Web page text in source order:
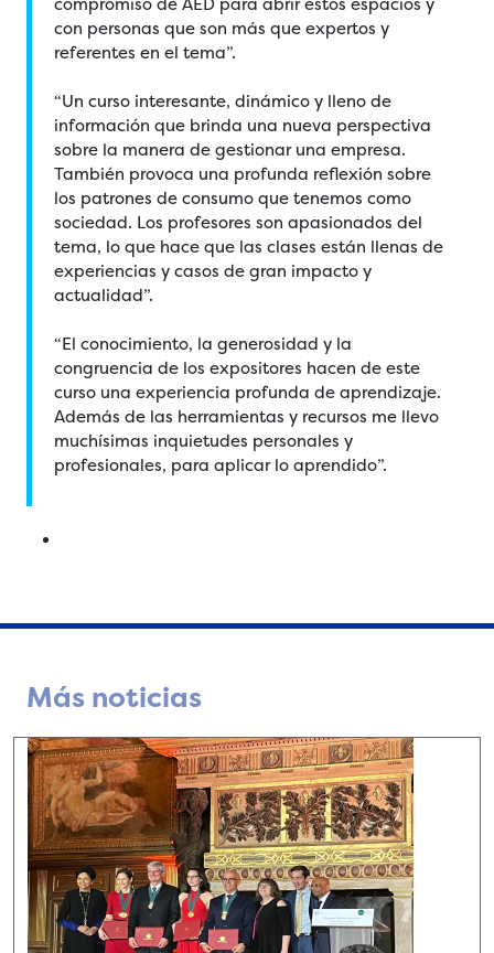
con personas que son más que expertos y
referentes en el tema”.
“Un curso interesante, dinámico y lleno de
información que brinda una nueva perspectiva
sobre la manera de gestionar una empresa.
También provoca una profunda reflexión sobre
los patrones de consumo que tenemos como
sociedad. Los profesores son apasionados del
tema, lo que hace que las clases están llenas de
experiencias y casos de gran impacto y
actualidad”.
“El conocimiento, la generosidad y la
congruencia de los expositores hacen de este
curso una experiencia profunda de aprendizaje.
Además de las herramientas y recursos me llevo
muchísimas inquietudes personales y
profesionales, para aplicar lo aprendido”.
Más noticias